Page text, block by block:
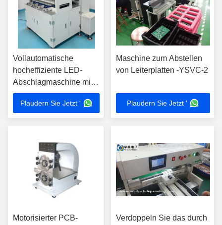
Vollautomatische
hocheffiziente LED-
Abschlagmaschine mit
20-Sekunden-
Schnittgeschwindigkeit
für LED-PCBs
Plaudern Sie Jetzt '
Maschine zum Abstellen
von Leiterplatten -YSVC-2
Plaudern Sie Jetzt '
Motorisierter PCB-
Verdoppeln Sie das durch